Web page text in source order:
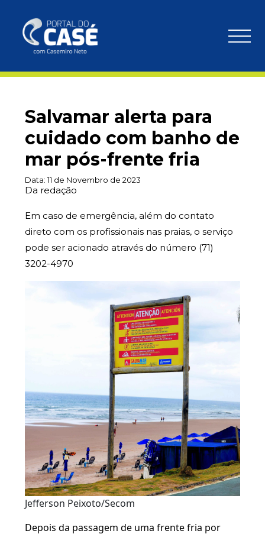
Salvamar alerta para
cuidado com banho de
mar pós-frente fria
Data:11 de Novembro de 2023
Da redação
Em caso de emergência, além do contato
direto com os profissionais nas praias, o serviço
pode ser acionado através do número (71)
3202-4970
Jefferson Peixoto/Secom
Depois da passagem de uma frente fria por